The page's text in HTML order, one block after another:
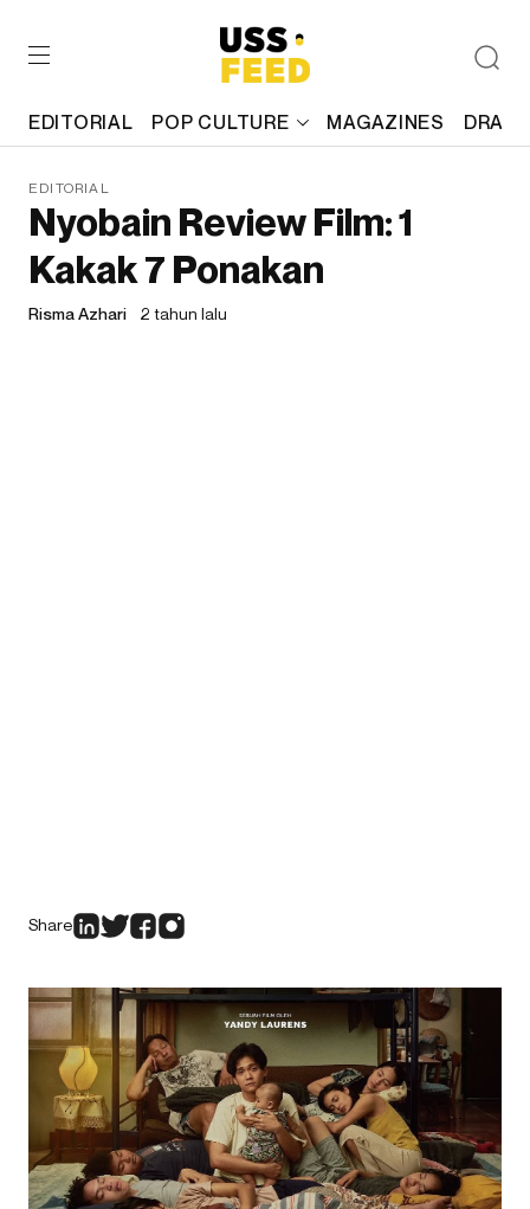
EDITORIAL POP CULTURE MAGAZINES
EDITORIAL
Nyobain Review Film: 1
Kakak 7 Ponakan
Risma Azhari 2 tahun lalu
Share